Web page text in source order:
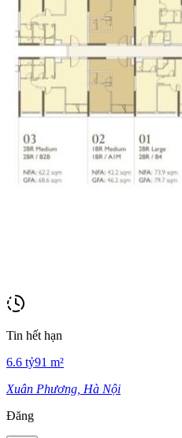
Tin hết hạn
6.6 tỷ91 m²
Xuân Phương, Hà Nội
Đăng